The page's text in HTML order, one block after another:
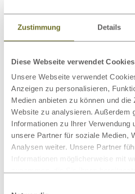
Zustimmung Details
Diese Webseite verwendet Cookies
Unsere Webseite verwendet
Anzeigen zu personalisieren,
Medien anbieten zu können und die
Website zu analysieren. Außerdem
Informationen zu Ihrer Verwendung
unsere Partner für soziale Medien,
Analysen weiter. Unsere Partner
Informationen möglicherweise mit
Lowboards gerne als
werden!
Modells stehen Elektrogeräte fest
von 1,5 mbedeutet zudem, dass
Fernsehgeräte nicht über die
hinausragen. Falls Sie das TV-
sondern lieber hängend über dem
wollen, wirkt es wie ein Gemälde
Kommode doppelt gut in Szene.
Ganz egal, wie SieEichen-